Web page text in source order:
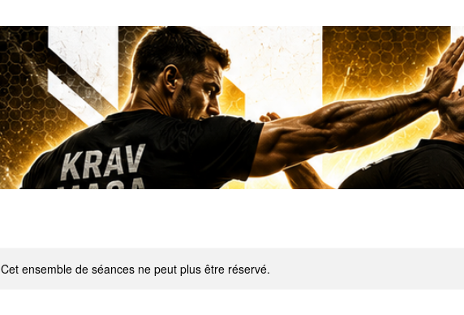
Cet ensemble de séances ne peut plus être réservé.